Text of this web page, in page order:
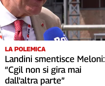
LA POLEMICA
Landini smentisce Meloni:
“Cgil non si gira mai
dall'altra parte”